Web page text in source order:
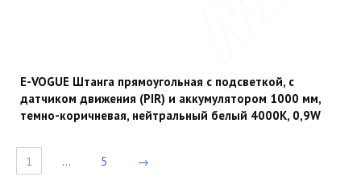
E-VOGUE Штанга прямоугольная с подсветкой, с
датчиком движения (PIR) и аккумулятором 1000 мм,
темно-коричневая, нейтральный белый 4000К, 0,9W
1 … 5 →